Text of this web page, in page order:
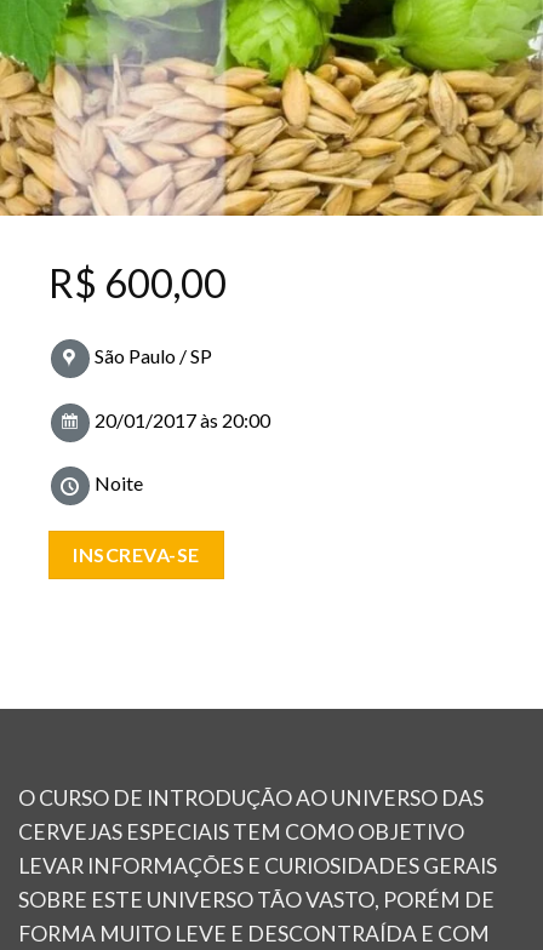
R$ 600,00
São Paulo / SP
20/01/2017 às 20:00
Noite
INSCREVA-SE
O CURSO DE INTRODUÇÃO AO UNIVERSO DAS
CERVEJAS ESPECIAIS TEM COMO OBJETIVO
LEVAR INFORMAÇÕES E CURIOSIDADES GERAIS
SOBRE ESTE UNIVERSO TÃO VASTO, PORÉM DE
FORMA MUITO LEVE E DESCONTRAÍDA E COM